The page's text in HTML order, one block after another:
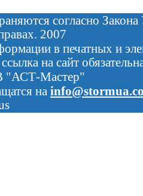
согласно
2007
в печатных и
на сайт
"АСТ-Мастер"
на